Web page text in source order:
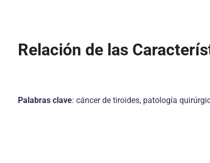
Relación de las
Palabras clave: cáncer de tiroides, patología